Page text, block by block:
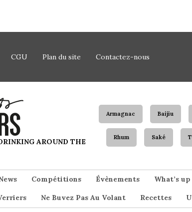
CGU Plan du site Contactez-nous
AROUND THE
Armagnac Baijiu
Rhum Saké
Compétitions Évènements What’s
Ne Buvez Pas Au Volant Recettes